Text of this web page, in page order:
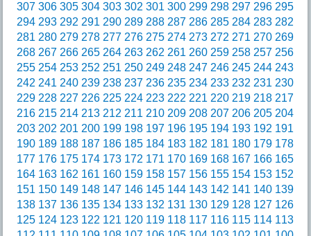
307 306 305 304 303 302 301 300 299 298 297 296 295
294 293 292 291 290 289 288 287 286 285 284 283 282
281 280 279 278 277 276 275 274 273 272 271 270 269
268 267 266 265 264 263 262 261 260 259 258 257 256
255 254 253 252 251 250 249 248 247 246 245 244 243
242 241 240 239 238 237 236 235 234 233 232 231 230
229 228 227 226 225 224 223 222 221 220 219 218 217
216 215 214 213 212 211 210 209 208 207 206 205 204
203 202 201 200 199 198 197 196 195 194 193 192 191
190 189 188 187 186 185 184 183 182 181 180 179 178
177 176 175 174 173 172 171 170 169 168 167 166 165
164 163 162 161 160 159 158 157 156 155 154 153 152
151 150 149 148 147 146 145 144 143 142 141 140 139
138 137 136 135 134 133 132 131 130 129 128 127 126
125 124 123 122 121 120 119 118 117 116 115 114 113